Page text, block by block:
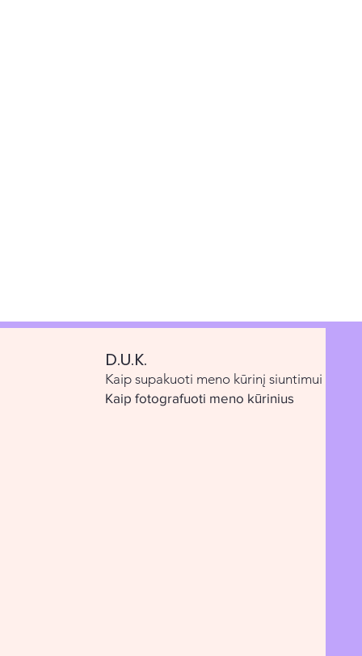
D.U.K.
Kaip supakuoti meno kūrinį siuntimui
Kaip fotografuoti meno kūrinius